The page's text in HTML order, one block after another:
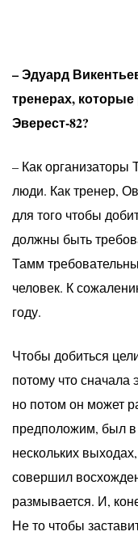
– Эдуард
тренерах,
Эверест-82?
– Как
люди. Как тренер,
для того чтобы
должны быть
Тамм
человек. К
году.
Чтобы добиться
потому что сначала
но потом он может
предположим, был в
нескольких
совершил
размывается. И,
Не то чтобы